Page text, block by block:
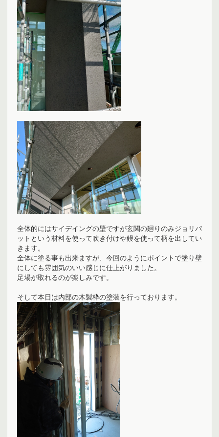
全体的にはサイデイングの壁ですが玄関の廻りのみジョリパ
ットという材料を使って吹き付けや鏝を使って柄を出してい
きます。
全体に塗る事も出来ますが、今回のようにポイントで塗り壁
にしても雰囲気のいい感じに仕上がりました。
足場が取れるのが楽しみです。
そして本日は内部の木製枠の塗装を行っております。